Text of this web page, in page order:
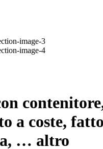
coste,
, … altro